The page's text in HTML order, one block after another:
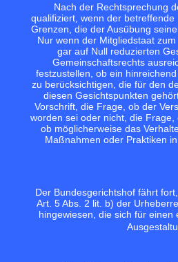
Nach der Rechtsprechung
qualifiziert, wenn der
Grenzen, die der Ausübung
Nur wenn der Mitgliedstaat
gar auf Null reduzierten
Gemeinschaftsrechts
festzustellen, ob ein
zu berücksichtigen, die für den
diesen Gesichtspunkten
Vorschrift, die Frage, ob der
worden sei oder nicht, die
ob möglicherweise das
Maßnahmen oder Praktiken
Der Bundesgerichtshof fährt
Art. 5 Abs. 2 lit. b) der
hingewiesen, die sich für